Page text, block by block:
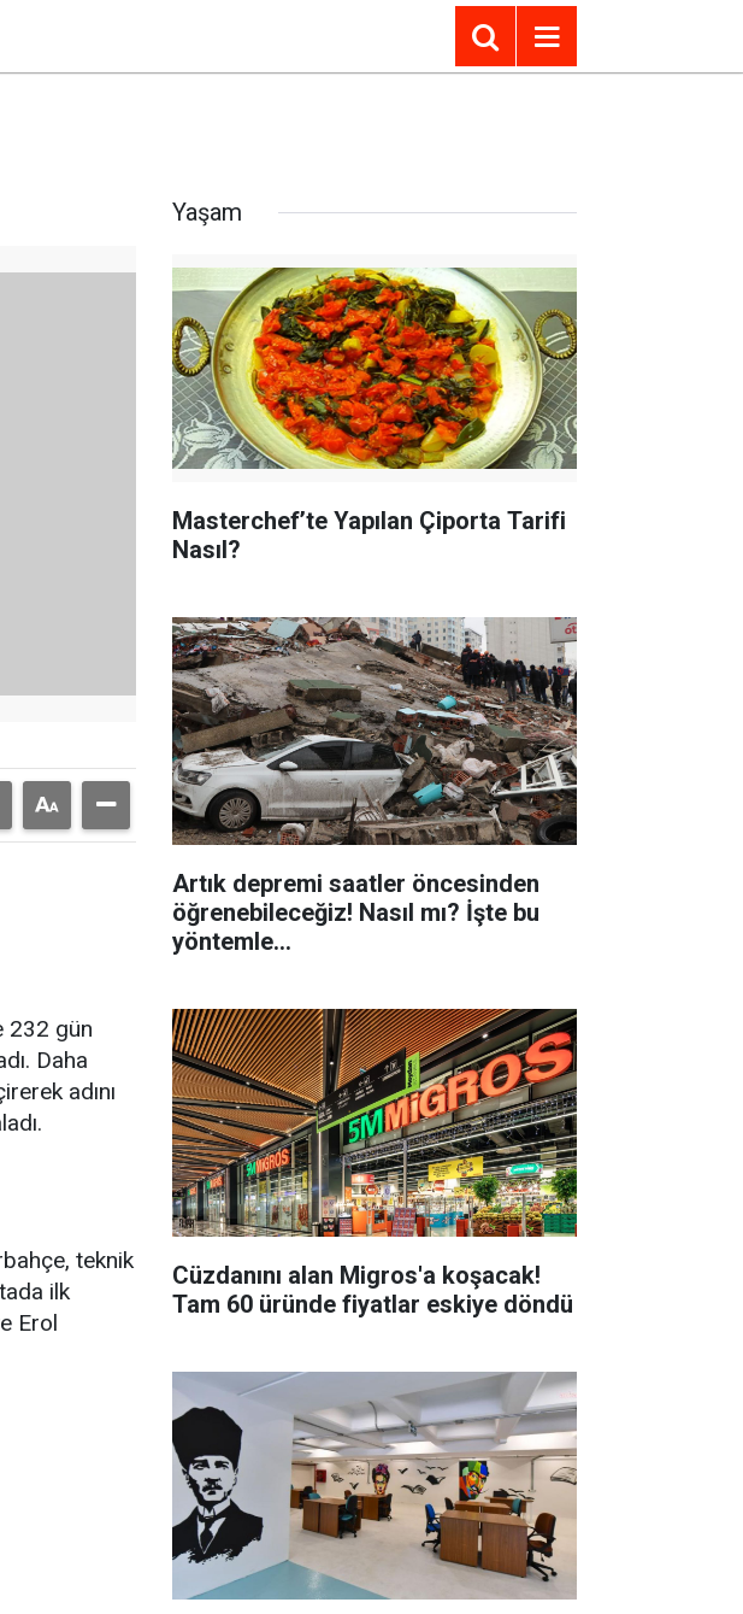
232 gün
Daha
adını
teknik
ilk
Erol
Yaşam
Masterchef’te Yapılan Çiporta Tarifi
Nasıl?
Artık depremi saatler öncesinden
öğrenebileceğiz! Nasıl mı? İşte bu
yöntemle...
Cüzdanını alan Migros'a koşacak!
Tam 60 üründe fiyatlar eskiye döndü